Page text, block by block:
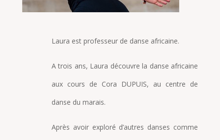
Laura est professeur de danse africaine.
A trois ans, Laura découvre la danse africaine
aux cours de Cora DUPUIS, au centre de
danse du marais.
Après avoir exploré d’autres danses comme